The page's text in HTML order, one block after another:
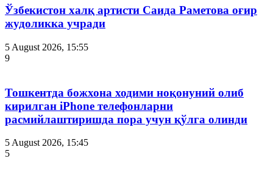
Ўзбекистон халқ артисти Саида Раметова оғир
жудоликка учради
5 August 2026, 15:55
9
Тошкентда божхона ходими ноқонуний олиб
кирилган iPhone телефонларни
расмийлаштиришда пора учун қўлга олинди
5 August 2026, 15:45
5